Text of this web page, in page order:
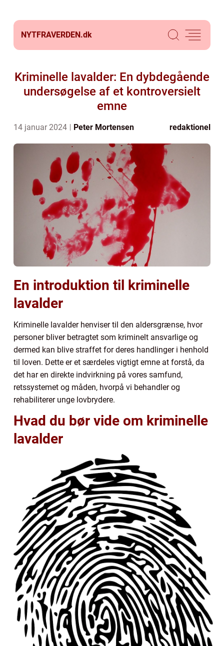
NYTFRAVERDEN.dk
Kriminelle lavalder: En dybdegående
undersøgelse af et kontroversielt
emne
14 januar 2024 Peter Mortensen redaktionel
En introduktion til kriminelle
lavalder
Kriminelle lavalder henviser til den aldersgrænse, hvor
personer bliver betragtet som kriminelt ansvarlige og
dermed kan blive straffet for deres handlinger i henhold
til loven. Dette er et særdeles vigtigt emne at forstå, da
det har en direkte indvirkning på vores samfund,
retssystemet og måden, hvorpå vi behandler og
rehabiliterer unge lovbrydere.
Hvad du bør vide om kriminelle
lavalder